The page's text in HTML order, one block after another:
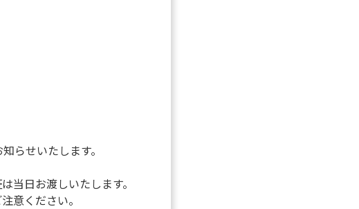
らせいたします。
当日お渡しいたします。
意ください。